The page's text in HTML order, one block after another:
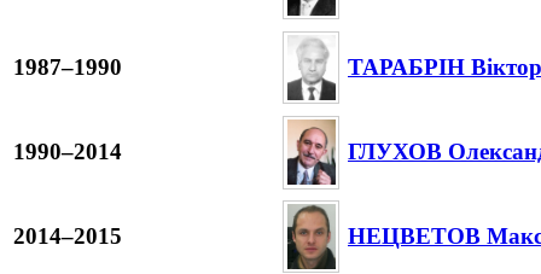
1987–1990 ТАРАБРІН
1990–2014 ГЛУХОВ
2014–2015 НЕЦВЕТОВ